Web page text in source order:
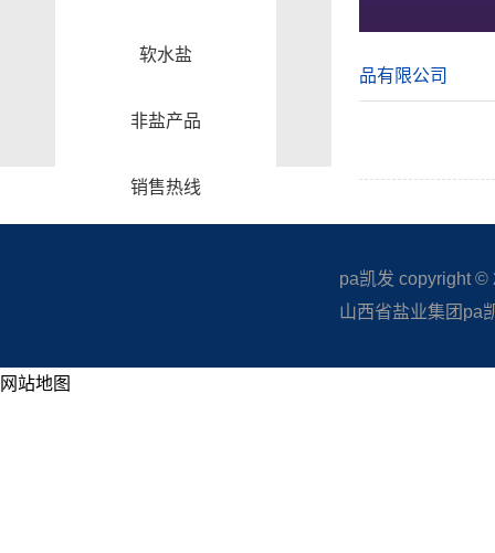
软水盐
非盐产品
销售热线
品有限公司
pa凯发 copyright ©
山西省盐业集团pa
网站地图